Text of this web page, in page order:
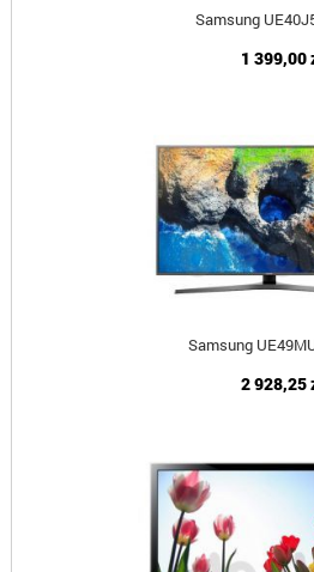
Samsung
1 399,00
Samsung
2 928,25